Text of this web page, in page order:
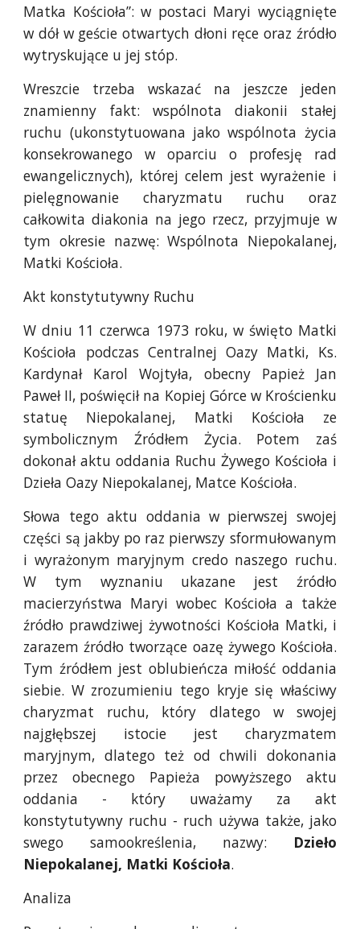
Matka Kościoła”: w postaci Maryi wyciągnięte
w dół w geście otwartych dłoni ręce oraz źródło
wytryskujące u jej stóp.
Wreszcie trzeba wskazać na jeszcze jeden
znamienny fakt: wspólnota diakonii stałej
ruchu (ukonstytuowana jako wspólnota życia
konsekrowanego w oparciu o profesję rad
ewangelicznych), której celem jest wyrażenie i
pielęgnowanie charyzmatu ruchu oraz
całkowita diakonia na jego rzecz, przyjmuje w
tym okresie nazwę: Wspólnota Niepokalanej,
Matki Kościoła.
Akt konstytutywny Ruchu
W dniu 11 czerwca 1973 roku, w święto Matki
Kościoła podczas Centralnej Oazy Matki, Ks.
Kardynał Karol Wojtyła, obecny Papież Jan
Paweł II, poświęcił na Kopiej Górce w Krościenku
statuę Niepokalanej, Matki Kościoła ze
symbolicznym Źródłem Życia. Potem zaś
dokonał aktu oddania Ruchu Żywego Kościoła i
Dzieła Oazy Niepokalanej, Matce Kościoła.
Słowa tego aktu oddania w pierwszej swojej
części są jakby po raz pierwszy sformułowanym
i wyrażonym maryjnym credo naszego ruchu.
W tym wyznaniu ukazane jest źródło
macierzyństwa Maryi wobec Kościoła a także
źródło prawdziwej żywotności Kościoła Matki, i
zarazem źródło tworzące oazę żywego Kościoła.
Tym źródłem jest oblubieńcza miłość oddania
siebie. W zrozumieniu tego kryje się właściwy
charyzmat ruchu, który dlatego w swojej
najgłębszej istocie jest charyzmatem
maryjnym, dlatego też od chwili dokonania
przez obecnego Papieża powyższego aktu
oddania - który uważamy za akt
konstytutywny ruchu - ruch używa także, jako
swego samookreślenia, nazwy:
Dzieło
Niepokalanej, Matki Kościoła.
Analiza